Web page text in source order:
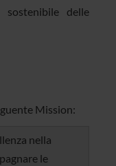
delle
Mission:
nella
le